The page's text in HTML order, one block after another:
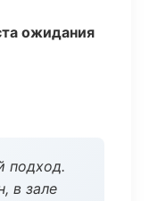
ожидания
подход.
в зале